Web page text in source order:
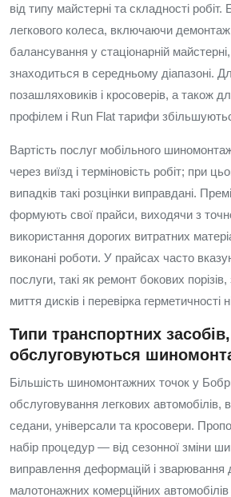
від типу майстерні та складності
легкового колеса, включаючи
балансування у стаціонарній
знаходиться в середньому діапазоні.
позашляховиків і кросоверів, а також
профілем і Run Flat тарифи
Вартість послуг мобільного
через виїзд і терміновість робіт; при
випадків такі розцінки виправдані.
формують свої прайси, виходячи з
використання дорогих витратних
виконані роботи. У прайсах часто
послуги, такі як ремонт бокових
миття дисків і перевірка герметичності
Типи транспортних
обслуговуються
Більшість шиномонтажних точок у
обслуговування легкових
седани, універсали та кросовери.
набір процедур — від сезонної зміни
виправлення деформацій і зварювання
малотонажних комерційних автомобілів